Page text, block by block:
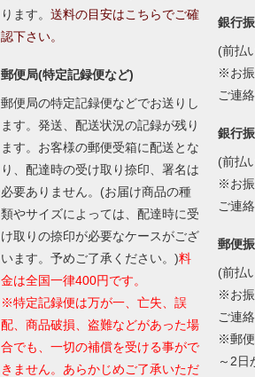
ります。 送料の目安はこちらでご確
認下さい。
郵便局(特定記録便など)
郵便局の特定記録便などでお送りし
ます。発送、配送状況の記録が残り
ます。お客様の郵便受箱に配送とな
り、配達時の受け取り捺印、署名は
必要ありません。(お届け商品の種
類やサイズによっては、配達時に受
け取りの捺印が必要なケースがござ
います。予めご了承ください。)料
金は全国一律400円です。
※特定記録便は万が一、亡失、誤
配、商品破損、盗難などがあった場
合でも、一切の補償を受ける事がで
きません。あらかじめご了承いただ
銀行
(前払
※お振
ご連
銀行
(前払
※お振
ご連
郵便
(前払
※お振
ご連
※郵便
～2日